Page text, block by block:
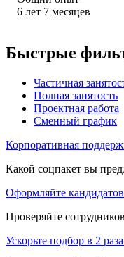
6 лет 7 месяцев
Быстрые
Частичная
Полная занятость
Проектная работа
Сменный график
Корпоративная
Какой соцпакет вы
Оформляйте
Проверяйте
Ускорьте подбор в 2